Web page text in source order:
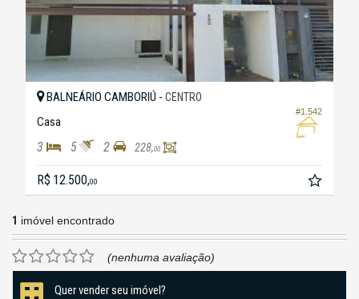
#1.542
BALNEÁRIO CAMBORIÚ - CENTRO
Casa
3 5 2 228,00
R$ 12.500,00
1 imóvel encontrado
(nenhuma avaliação)
Quer vender seu imóvel?